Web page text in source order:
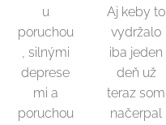
u
poruchou
, silnými
deprese
mi a
poruchou
Aj keby to
vydržalo
iba jeden
deň už
teraz som
načerpal